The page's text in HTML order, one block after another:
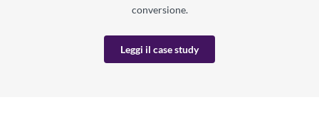
conversione.
Leggi il case study